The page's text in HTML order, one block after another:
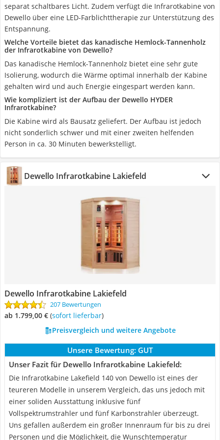
separat schaltbares Licht. Zudem verfügt die Infrarotkabine von
Dewello über eine LED-Farblichttherapie zur Unterstützung des
Entspannung.
Welche Vorteile bietet das kanadische Hemlock-Tannenholz
der Infrarotkabine von Dewello?
Das kanadische Hemlock-Tannenholz bietet eine sehr gute
Isolierung, wodurch die Wärme optimal innerhalb der Kabine
gehalten wird und auch Energie eingespart werden kann.
Wie kompliziert ist der Aufbau der Dewello HYDER
Infrarotkabine?
Die Kabine wird als Bausatz geliefert. Der Aufbau ist jedoch
nicht sonderlich schwer und mit einer zweiten helfenden
Person in ca. 30 Minuten bewerkstelligt.
Dewello Infrarotkabine Lakiefeld
Dewello Infrarotkabine Lakiefeld
207 Bewertungen
ab 1.799,00 € ( Sofort lieferbar)
Preisvergleich und weitere Angebote
Unsere Bewertung: GUT
Unser Fazit für Dewello Infrarotkabine Lakiefeld:
Die Infrarotkabine Lakefield 140 von Dewello ist eines der
teureren Modelle in unserem Vergleich, das uns jedoch mit
einer soliden Ausstattung inklusive fünf
Vollspektrumstrahler und fünf Karbonstrahler überzeugt.
Uns gefallen außerdem ein großer Innenraum für bis zu drei
Personen und die Möglichkeit, die Wunschtemperatur